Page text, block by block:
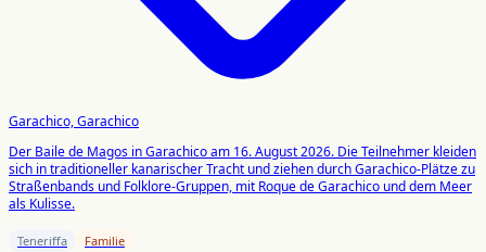
Garachico, Garachico
Der Baile de Magos in Garachico am 16. August 2026. Die Teilnehmer kleiden
sich in traditioneller kanarischer Tracht und ziehen durch Garachico-Plätze zu
Straßenbands und Folklore-Gruppen, mit Roque de Garachico und dem Meer
als Kulisse.
Teneriffa Familie